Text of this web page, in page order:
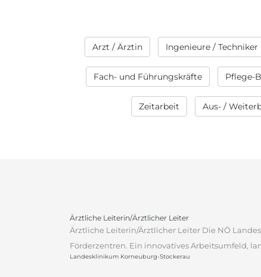
Arzt / Ärztin Ingenieure / Techniker
Fach- und Führungskräfte Pflege-
Zeitarbeit Aus- /
Ärztliche Leiterin/Ärztlicher Leiter
Ärztliche Leiterin/Ärztlicher Leiter Die NÖ
Förderzentren. Ein innovatives Arbeitsumfeld,
Landesklinikum Korneuburg-Stockerau